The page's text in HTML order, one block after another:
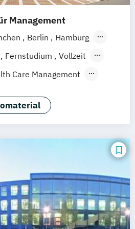
Management
Berlin
Hamburg
Frankfurt am Main
Essen
Fernstudium
Vollzeit
Präsenzstudium
Care Management
Administration (MBA)